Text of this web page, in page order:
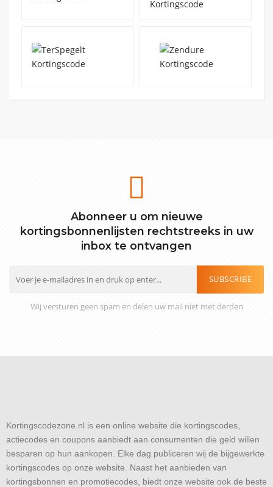
Abonneer u om nieuwe
kortingsbonnenlijsten rechtstreeks in uw
inbox te ontvangen
SUBSCRIBE
Wij versturen geen spam en delen uw mail niet met derden
Kortingscodezone.nl is een online website die kortingscodes,
actiecodes en coupons aanbiedt aan consumenten die geld willen
besparen op hun aankopen. Elke dag publiceren wij de bijgewerkte
kortingscodes op onze website. Naast het aanbieden van
kortingsbonnen en promotiecodes, biedt onze website ook de beste